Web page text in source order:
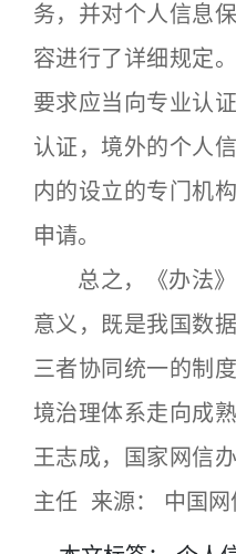
务，并对个人信息
容进行了详细规定
要求应当向专业认
认证，境外的个人
内的设立的专门机
申请。
总之，《办法》
意义，既是我国数
三者协同统一的制
境治理体系走向成
王志成，国家网信
主任 来源： 中国网